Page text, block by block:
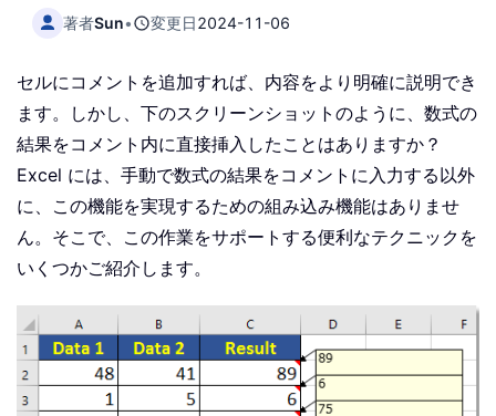
著者Sun• 変更日2024-11-06
セルにコメントを追加すれば、内容をより明確に説明でき
ます。しかし、下のスクリーンショットのように、数式の
結果をコメント内に直接挿入したことはありますか？
Excel には、手動で数式の結果をコメントに入力する以外
に、この機能を実現するための組み込み機能はありませ
ん。そこで、この作業をサポートする便利なテクニックを
いくつかご紹介します。